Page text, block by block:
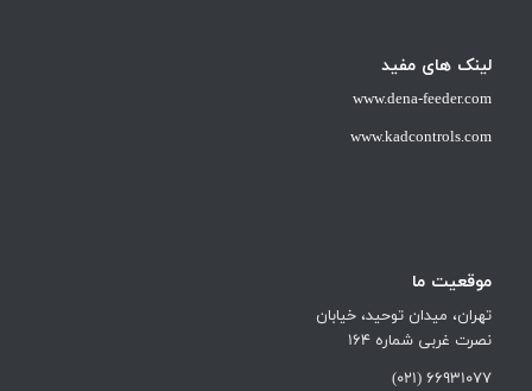
لینک های مفید
www.dena-feeder.com
www.kadcontrols.com
موقعیت ما
تهران، میدان توحید، خیابان
نصرت غربی شماره 164
66931077 (021)